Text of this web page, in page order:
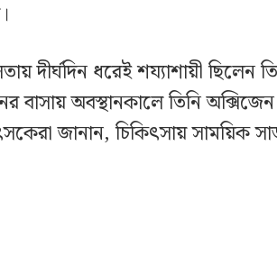
দীর্ঘদিন ধরেই শয্যাশায়ী ছিলেন
বাসায় অবস্থানকালে তিনি
জানান, চিকিৎসায় সাময়িক